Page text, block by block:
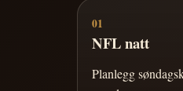
01
NFL natt
Planlegg